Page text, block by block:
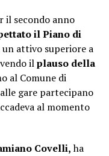
il secondo anno
il Piano di
attivo superiore a
ilplauso della
al Comune di
gare partecipano
al momento
Covelli,ha